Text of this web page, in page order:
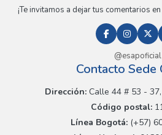
¡Te invitamos a dejar tus comentarios
@esapoficial
Contacto Sede
Dirección:Calle 44 # 53 - 37,
Código postal:
Línea Bogotá:(+57)